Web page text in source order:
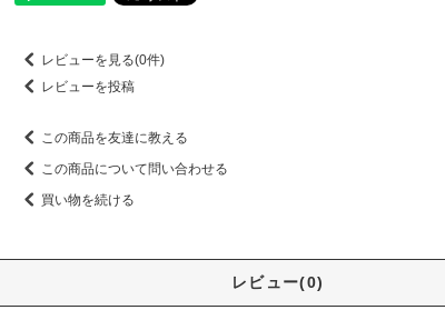
レビューを見る(0件)
レビューを投稿
この商品を友達に教える
この商品について問い合わせる
買い物を続ける
レビュー(0)